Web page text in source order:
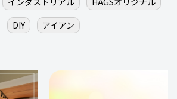
DIY
アイアン